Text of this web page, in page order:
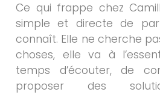
Ce qui frappe chez
simple et directe de
connaît. Elle ne cherche
choses, elle va à
temps d’écouter, de
proposer des